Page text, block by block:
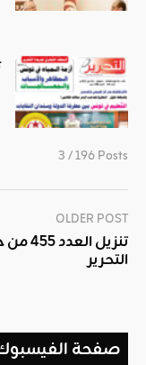
3 / 196 Posts
OLDER POST
تنزيل
التحرير
صفحة